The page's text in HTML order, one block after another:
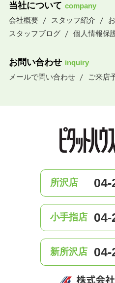
当社について company
会社概要
スタッフ紹介
スタッフブログ
個人情報保
お問い合わせ inquiry
メールで問い合わせ
ご来店
所沢店 04-
小手指店 04-
新所沢店 04-